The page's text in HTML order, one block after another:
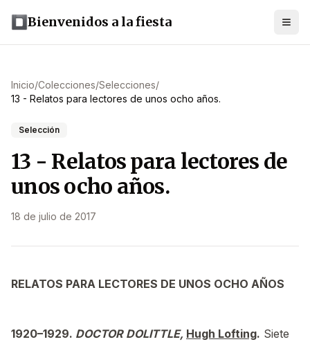
Bienvenidos a la fiesta
Inicio/Colecciones/Selecciones/
13 - Relatos para lectores de unos ocho años.
Selección
13 - Relatos para lectores de
unos ocho años.
18 de julio de 2017
RELATOS PARA LECTORES DE UNOS OCHO AÑOS
1920–1929. DOCTOR DOLITTLE, Hugh Lofting. Siete